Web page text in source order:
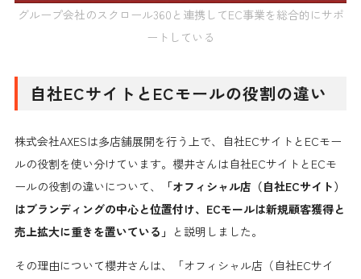
グループ会社のスクロール360と連携してEC事業を総合的にサポ
ートしている
自社ECサイトとECモールの役割の違い
株式会社AXESは多店舗展開を行う上で、自社ECサイトとECモー
ルの役割を使い分けています。櫻井さんは自社ECサイトとECモ
ールの役割の違いについて、
「オフィシャル店（自社ECサイト）
はブランディングの中心と位置付け、ECモールは新規顧客獲得と
売上拡大に重きを置いている」 と説明しました。
その理由について櫻井さんは、「オフィシャル店（自社ECサイ